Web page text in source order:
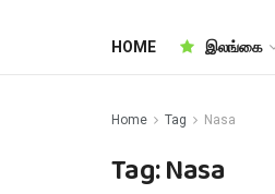
HOME இலங்கை
Home Tag Nasa
Tag:Nasa